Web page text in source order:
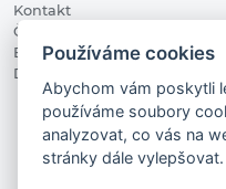
Kontakt
Členské organizace
Blog
Digitalizace ve vzdělávání
DigiKoalice
Vstup do
Používáme cookies
Abychom vám poskytli
používáme soubory
analyzovat, co vás na
stránky dále vylepšovat.